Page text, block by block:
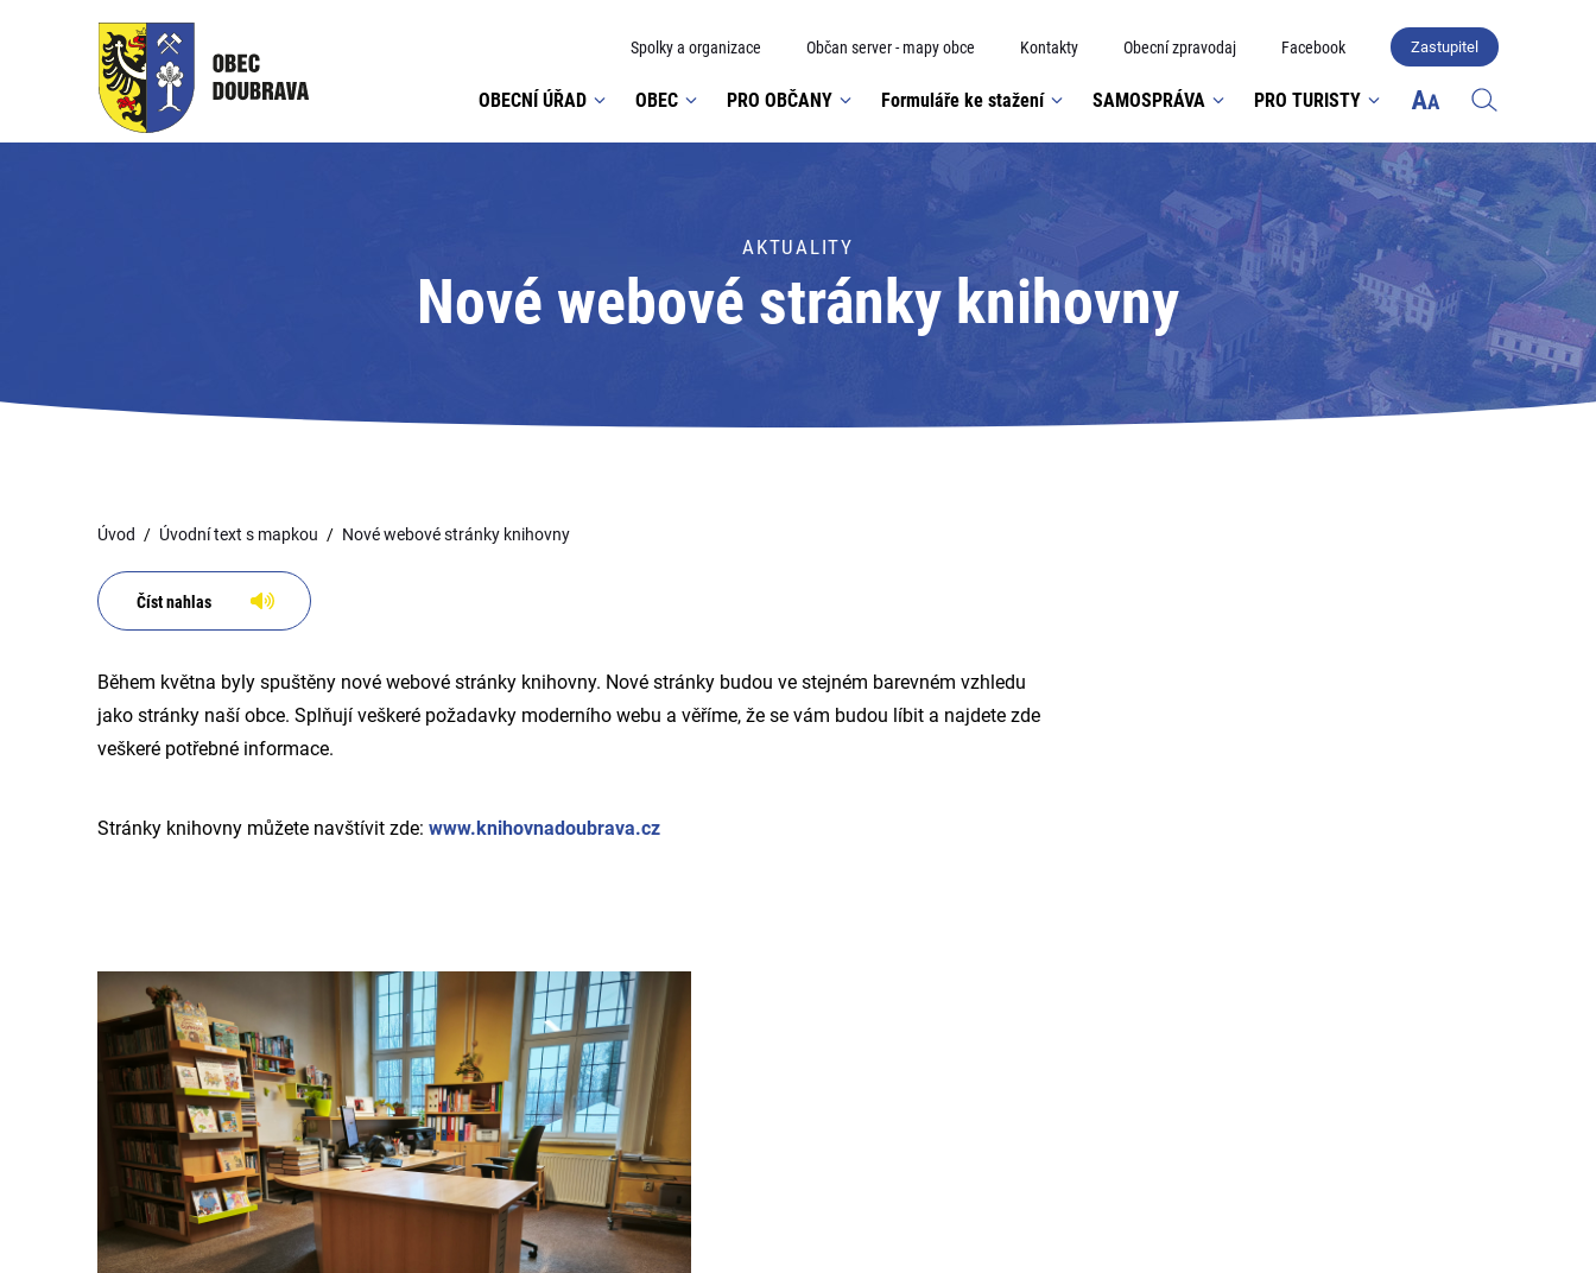
Spolky a organizace Občan server - mapy obce Kontakty Obecní zpravodaj Facebook Zastupitel
OBECNÍ ÚŘAD OBEC PRO OBČANY Formuláře ke stažení SAMOSPRÁVA PRO TURISTY
AKTUALITY
Nové webové stránky knihovny
Úvod Úvodní text s mapkou Nové webové stránky knihovny
Číst nahlas
Během května byly spuštěny nové webové stránky knihovny. Nové stránky budou ve stejném barevném vzhledu
jako stránky naší obce. Splňují veškeré požadavky moderního webu a věříme, že se vám budou líbit a najdete zde
veškeré potřebné informace.
Stránky knihovny můžete navštívit zde: www.knihovnadoubrava.cz